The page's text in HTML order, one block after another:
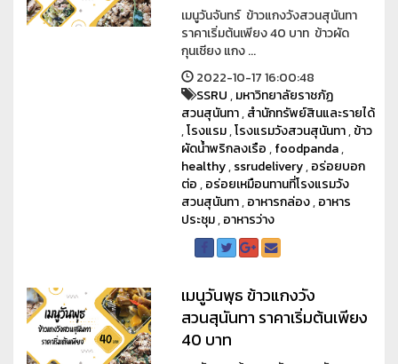
เมนูวันจันทร์ ข้าวแกงวังสวนสุนันทา
ราคาเริ่มต้นเพียง 40 บาท ข้าวผัด
กุนเชียง แกง ...
2022-10-17 16:00:48
SSRU,มหาวิทยาลัยราชภัฏ
สวนสุนันทา,สำนักทรัพย์สินและรายได้
,โรงแรม,โรงแรมวังสวนสุนันทา,ข้าว
ผัดน้ำพริกลงเรือ,foodpanda,
healthy,ssrudelivery,อร่อยบอก
ต่อ,อร่อยเหมือนทานที่โรงแรมวัง
สวนสุนันทา,อาหารกล่อง,อาหาร
ประชุม,อาหารว่าง
เมนูวันพุธ ข้าวแกงวัง
สวนสุนันทา ราคาเริ่มต้นเพียง
40 บาท